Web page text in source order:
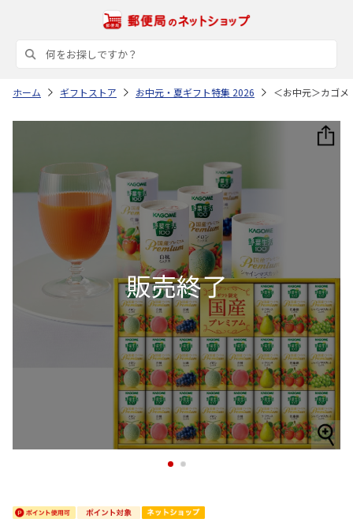
ホーム ギフトストア お中元・夏ギフト特集 2026 ＜お中元＞カゴ
1 2